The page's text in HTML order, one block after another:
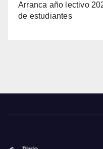
Arranca año lectivo
de estudiantes